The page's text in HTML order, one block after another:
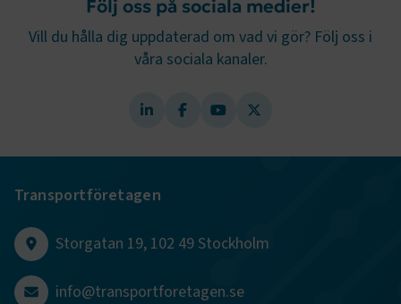
Följ oss på sociala medier!
Vill du hålla dig uppdaterad om vad vi gör? Följ oss i
våra sociala kanaler.
Transportföretagen
Storgatan 19, 102 49 Stockholm
info@transportforetagen.se